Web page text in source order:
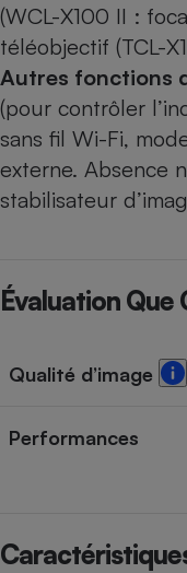
(WCL-X100 II :
téléobjectif (TCL-
Autres fonctions
(pour contrôler
sans fil Wi-Fi,
externe. Absence
stabilisateur
Évaluation Que
Qualité d’image
Performances